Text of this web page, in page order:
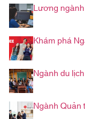
Lương
Khám phá
Ngành du
Ngành